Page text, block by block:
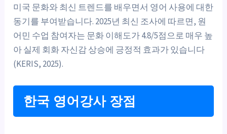
미국 문화와 최신 트렌드를 배우면서 영어 사용에 대한
동기를 부여받습니다. 2025년 최신 조사에 따르면, 원
어민 수업 참여자는 문화 이해도가 4.8/5점으로 매우 높
아 실제 회화 자신감 상승에 긍정적 효과가 있습니다
(KERIS, 2025).
한국 영어강사 장점